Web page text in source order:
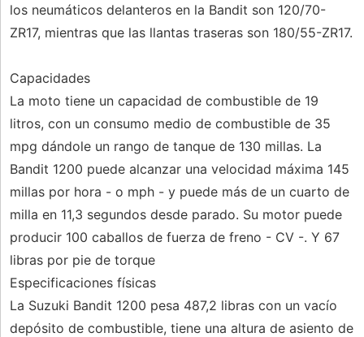
los neumáticos delanteros en la Bandit son 120/70-
ZR17, mientras que las llantas traseras son 180/55-ZR17.
Capacidades
La moto tiene un capacidad de combustible de 19
litros, con un consumo medio de combustible de 35
mpg dándole un rango de tanque de 130 millas. La
Bandit 1200 puede alcanzar una velocidad máxima 145
millas por hora - o mph - y puede más de un cuarto de
milla en 11,3 segundos desde parado. Su motor puede
producir 100 caballos de fuerza de freno - CV -. Y 67
libras por pie de torque
Especificaciones físicas
La Suzuki Bandit 1200 pesa 487,2 libras con un vacío
depósito de combustible, tiene una altura de asiento de